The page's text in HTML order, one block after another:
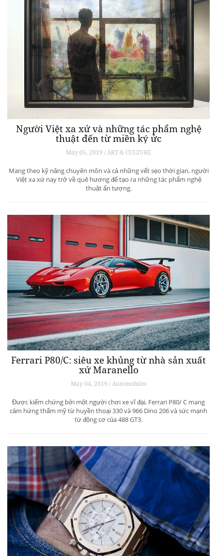
Người Việt xa xứ và những tác phẩm nghệ
thuật đến từ miền ký ức
May 05, 2019 / ART & CULTURE
Mang theo kỹ năng chuyên môn và cả những vết sẹo thời gian, người
Việt xa xứ nay trở về quê hương để tạo ra những tác phẩm nghệ
thuật ấn tượng.
Ferrari P80/C: siêu xe khủng từ ​​nhà sản xuất
xứ Maranello
May 04, 2019 / Automobiles
Được kiểm chứng bởi một người chơi xe vĩ đại, Ferrari P80/ C mang
cảm hứng thẩm mỹ từ huyền thoại 330 và 966 Dino 206 và sức mạnh
từ động cơ của 488 GT3.